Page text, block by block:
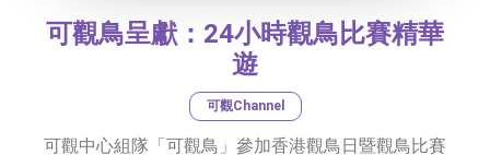
可觀鳥呈獻：24小時觀鳥比賽精華
遊
可觀Channel
可觀中心組隊「可觀鳥」參加香港觀鳥日暨觀鳥比賽